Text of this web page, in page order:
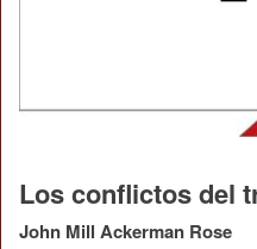
Los conflictos del
John Mill Ackerman Rose